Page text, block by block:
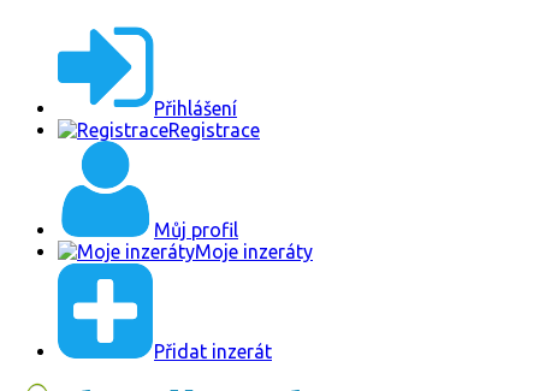
Přihlášení
Registrace
Můj profil
Moje inzeráty
Přidat inzerát